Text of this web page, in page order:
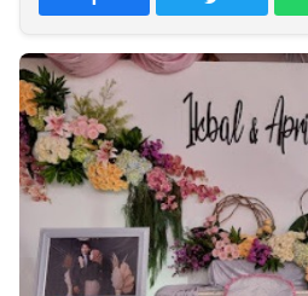
PT
TREETAN
MULTIMEDIA
INDONESIA
Partner
Insight
NTB
Suara
Time
Lens
IDN
Daily
Jogja
Jalan
Rakyat
Idealita
News
Kita
Notice
Dinamikapost.com
Radar
Baru
Seedbacklink